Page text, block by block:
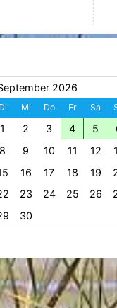
2026
Di Mi Do Fr Sa
1 2 3 4 5
8 9 10 11 12
16 17 18 19
23 24 25 26
30